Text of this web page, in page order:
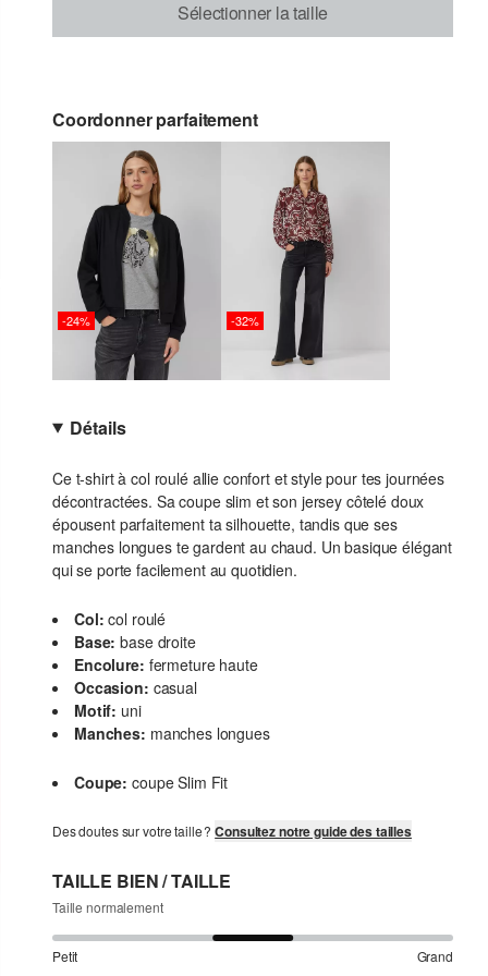
Sélectionner la taille
Coordonner parfaitement
-24% -32%
Détails
Ce t-shirt à col roulé allie confort et style pour tes journées
décontractées. Sa coupe slim et son jersey côtelé doux
épousent parfaitement ta silhouette, tandis que ses
manches longues te gardent au chaud. Un basique élégant
qui se porte facilement au quotidien.
Col: col roulé
Base: base droite
Encolure: fermeture haute
Occasion: casual
Motif: uni
Manches: manches longues
Coupe: coupe Slim Fit
Des doutes sur votre taille ?Consultez notre guide des tailles
TAILLE BIEN / TAILLE
Taille normalement
Petit Grand